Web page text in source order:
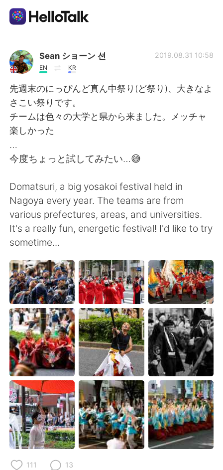
語言交換應用
AI Grammar Checker
繁體中文
Français Deutsch
日本語 한국어
Indonesia Italiano
Türkçe Tiếng Việt
Português
Sean ショーン 션
EN KR
2019.08.31 10:58
先週末のにっぴんど真ん中祭り(ど祭り)、大きなよ
さこい祭りです。
チームは色々の大学と県から来ました。メッチャ
楽しかった
…
今度ちょっと試してみたい…😅
Domatsuri, a big yosakoi festival held in
Nagoya every year. The teams are from
various prefectures, areas, and universities.
It's a really fun, energetic festival! I'd like to try
sometime...
111 13